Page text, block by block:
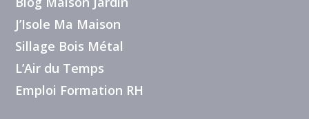
J’Isole Ma Maison
Sillage Bois Métal
L’Air du Temps
Emploi Formation RH